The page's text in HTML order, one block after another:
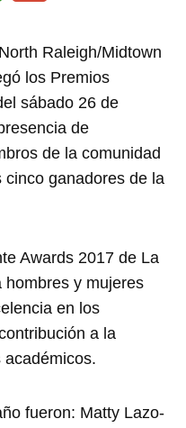
Raleigh/Midtown
los Premios
sábado 26 de
de
de la comunidad
ganadores de la
Awards 2017 de La
hombres y mujeres
en los
a la
fueron: Matty Lazo-